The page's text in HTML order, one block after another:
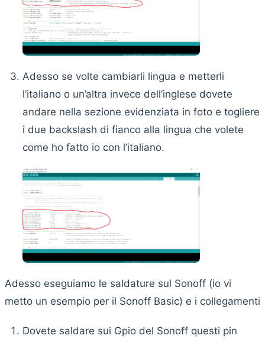
Adesso se volte cambiarli lingua e metterli
l’italiano o un’altra invece dell’inglese dovete
andare nella sezione evidenziata in foto e togliere
i due backslash di fianco alla lingua che volete
come ho fatto io con l’italiano.
Adesso eseguiamo le saldature sul Sonoff (io vi
metto un esempio per il Sonoff Basic) e i collegamenti
Dovete saldare sui Gpio del Sonoff questi pin